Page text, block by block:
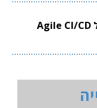
וובינר סינופסיס לתכנון שבבים במודל Agile CI/CD